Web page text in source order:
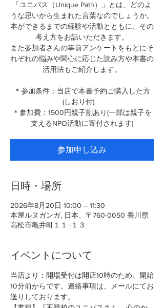
「ユニパス（Unique Path）」とは、どのよ
うな思いから生まれた言葉なのでしょうか。
本ができるまでの経験や活動とともに、その
考え方をお話いただきます。
また参加者さんの事前アンケートをもとにそ
れぞれの悩みや関心に応じた読み方や本書の
活用法もご紹介します。
＊参加条件：当店で本書予約ご購入した方
(しおり付)
＊参加費：1500円親子割あり(一部は親子を
支えるNPO活動に寄付されます)
参加申し込み
日時・場所
2026年8月20日 10:00 – 11:30
本屋ルヌガンガ, 日本、〒760-0050 香川県
高松市亀井町１１−１３
イベントについて
当店より：開場受付は開店10時のため、開始
10分前からです。連絡事項は、メールにてお
送りしております。